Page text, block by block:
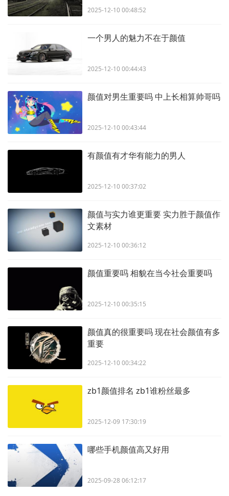
2025-12-10 00:48:52
一个男人的魅力不在于颜值
2025-12-10 00:44:43
颜值对男生重要吗 中上长相算帅哥吗
2025-12-10 00:43:44
有颜值有才华有能力的男人
2025-12-10 00:37:02
颜值与实力谁更重要 实力胜于颜值作
文素材
2025-12-10 00:36:12
颜值重要吗 相貌在当今社会重要吗
2025-12-10 00:35:15
颜值真的很重要吗 现在社会颜值有多
重要
2025-12-10 00:34:22
zb1颜值排名 zb1谁粉丝最多
2025-12-09 17:30:19
哪些手机颜值高又好用
2025-09-28 06:12:17